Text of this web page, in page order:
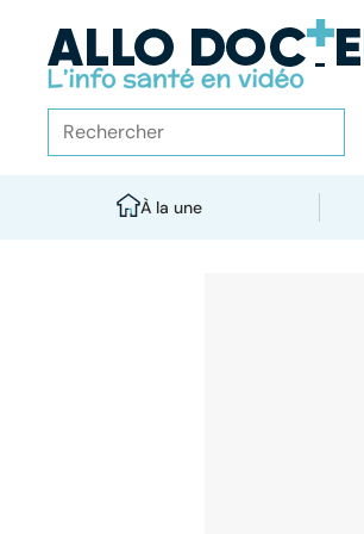
À la une